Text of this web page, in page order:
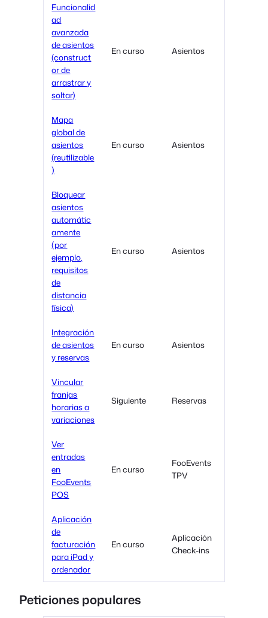
Funcionalid
ad
avanzada
de asientos
(construct
or de
arrastrar y
soltar)
En curso Asientos
Mapa
global de
asientos
(reutilizable
)
En curso Asientos
Bloquear
asientos
automátic
amente
(por
ejemplo,
requisitos
de
distancia
física)
En curso Asientos
Integración
de asientos
y reservas
En curso Asientos
Vincular
franjas
horarias a
variaciones
Siguiente Reservas
Ver
entradas
en
FooEvents
POS
En curso
FooEvents
TPV
Aplicación
de
facturación
para iPad y
ordenador
En curso
Aplicación
Check-ins
Peticiones populares